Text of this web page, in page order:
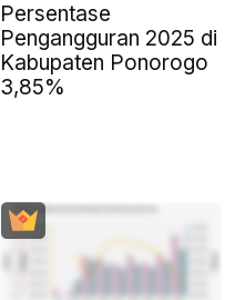
Persentase
Pengangguran 2025 di
Kabupaten Ponorogo
3,85%